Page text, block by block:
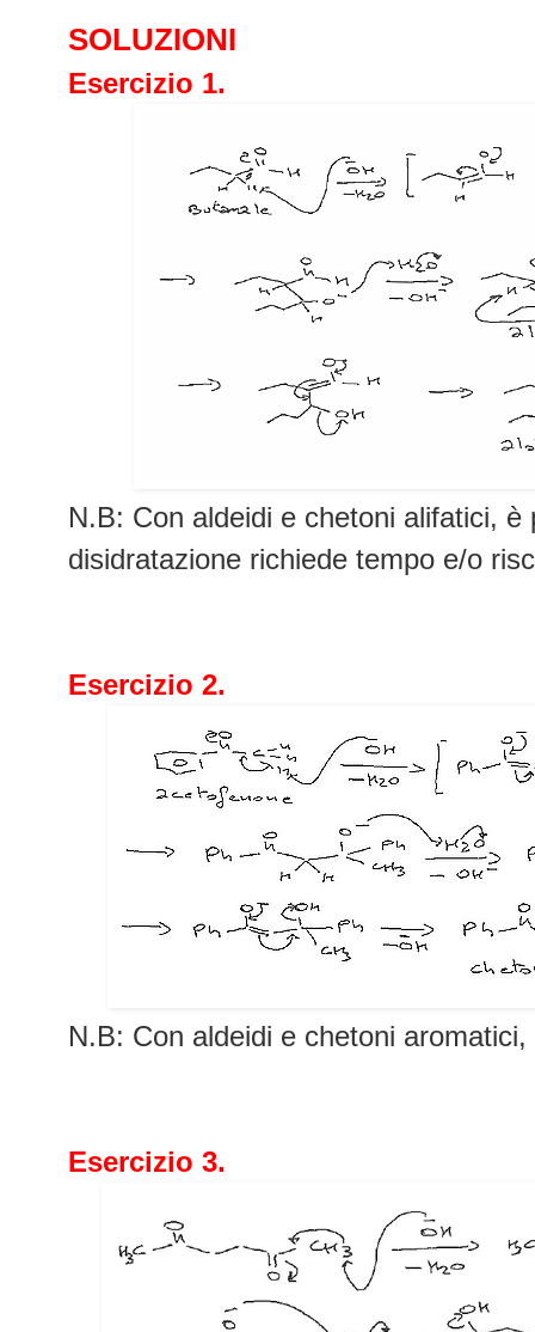
SOLUZIONI
Esercizio 1.
N.B: Con aldeidi e chetoni alifatici,
disidratazione richiede tempo e/o
Esercizio 2.
N.B: Con aldeidi e chetoni
Esercizio 3.